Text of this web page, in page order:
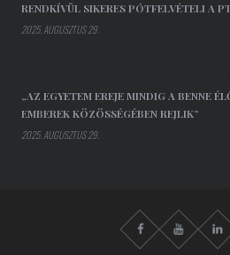
RENDKÍVÜL SIKERES PÓTFELVÉTELI A
2025. AUGUSZTUS 29.
„AZ EGYETEM EREJE MINDIG A BENNE
EMBEREK KÖZÖSSÉGÉBEN REJLIK”
2025. AUGUSZTUS 29.